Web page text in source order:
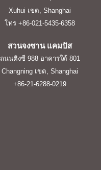
Xuhui เขต, Shanghai
โทร +86-021-5435-6358
สวนจงซาน แคมปัส
ถนนติงซี 988 อาคารใต้ 801
Changning เขต, Shanghai
+86-21-6288-0219